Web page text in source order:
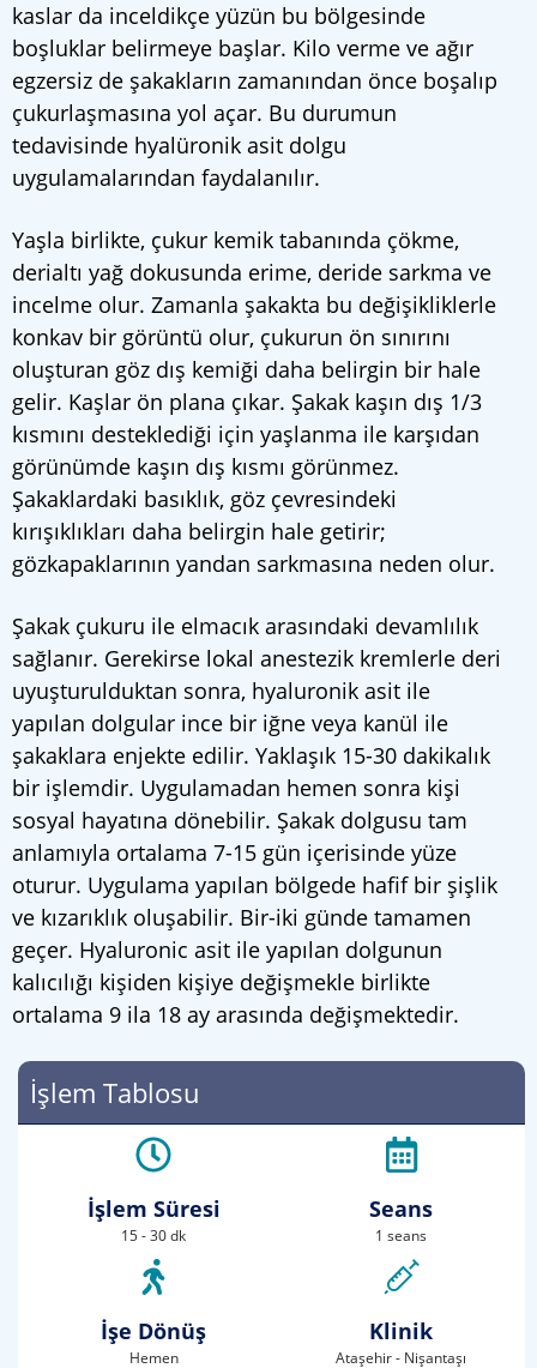
kaslar da inceldikçe yüzün bu bölgesinde
boşluklar belirmeye başlar. Kilo verme ve ağır
egzersiz de şakakların zamanından önce boşalıp
çukurlaşmasına yol açar. Bu durumun
tedavisinde hyalüronik asit dolgu
uygulamalarından faydalanılır.
Yaşla birlikte, çukur kemik tabanında çökme,
derialtı yağ dokusunda erime, deride sarkma ve
incelme olur. Zamanla şakakta bu değişikliklerle
konkav bir görüntü olur, çukurun ön sınırını
oluşturan göz dış kemiği daha belirgin bir hale
gelir. Kaşlar ön plana çıkar. Şakak kaşın dış 1/3
kısmını desteklediği için yaşlanma ile karşıdan
görünümde kaşın dış kısmı görünmez.
Şakaklardaki basıklık, göz çevresindeki
kırışıklıkları daha belirgin hale getirir;
gözkapaklarının yandan sarkmasına neden olur.
Şakak çukuru ile elmacık arasındaki devamlılık
sağlanır. Gerekirse lokal anestezik kremlerle deri
uyuşturulduktan sonra, hyaluronik asit ile
yapılan dolgular ince bir iğne veya kanül ile
şakaklara enjekte edilir. Yaklaşık 15-30 dakikalık
bir işlemdir. Uygulamadan hemen sonra kişi
sosyal hayatına dönebilir. Şakak dolgusu tam
anlamıyla ortalama 7-15 gün içerisinde yüze
oturur. Uygulama yapılan bölgede hafif bir şişlik
ve kızarıklık oluşabilir. Bir-iki günde tamamen
geçer. Hyaluronic asit ile yapılan dolgunun
kalıcılığı kişiden kişiye değişmekle birlikte
ortalama 9 ila 18 ay arasında değişmektedir.
İşlem Tablosu
İşlem Süresi
15 - 30 dk
İşe Dönüş
Hemen
Seans
1 seans
Klinik
Ataşehir - Nişantaşı